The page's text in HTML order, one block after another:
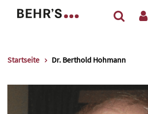
Startseite Dr. Berthold Hohmann